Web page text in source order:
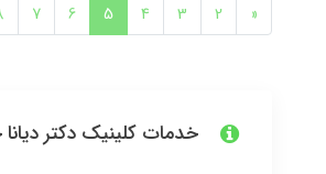
«
2
3
4
5
6
7
خدمات کلینیک دکتر